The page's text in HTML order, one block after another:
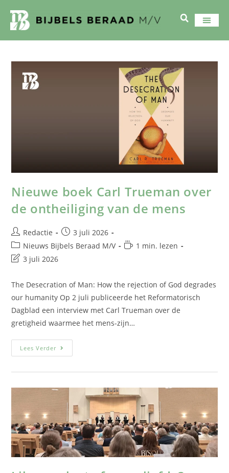
Nieuwe boek Carl Trueman over
de ontheiliging van de mens
Redactie
3 juli 2026
Nieuws Bijbels Beraad M/V
1 min. lezen
3 juli 2026
The Desecration of Man: How the rejection of God degrades
our humanity Op 2 juli publiceerde het Reformatorisch
Dagblad een interview met Carl Trueman over de
gretigheid waarmee het mens-zijn…
Lees Verder